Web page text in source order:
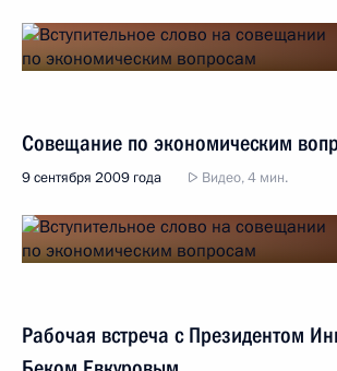
Совещание по экономическим
9 сентября 2009 года Видео, 4 мин.
Рабочая встреча с Президентом